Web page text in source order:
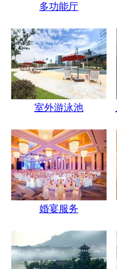
多功能厅
室外游泳池
婚宴服务